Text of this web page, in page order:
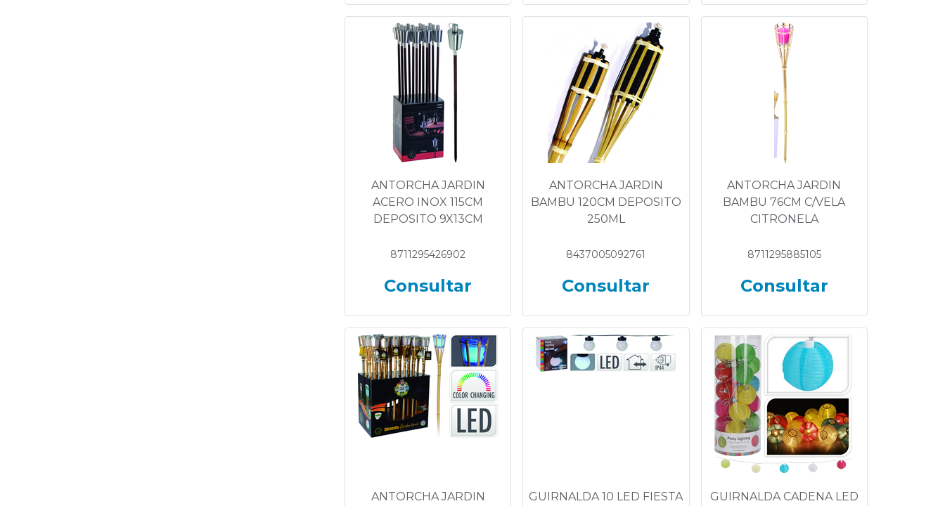
ANTORCHA JARDIN
ACERO INOX 115CM
DEPOSITO 9X13CM
8711295426902
Consultar
ANTORCHA JARDIN
BAMBU 120CM DEPOSITO
250ML
8437005092761
Consultar
ANTORCHA JARDIN
BAMBU 76CM C/VELA
CITRONELA
8711295885105
Consultar
ANTORCHA JARDIN
GUIRNALDA 10 LED FIESTA
GUIRNALDA CADENA LED